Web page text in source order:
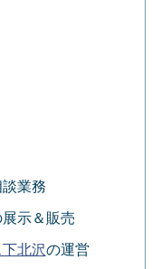
業務
示＆販売
北沢の運営